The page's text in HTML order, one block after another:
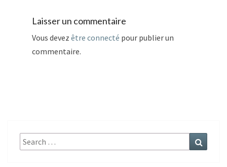
Laisser un commentaire
Vous devez être connecté pour publier un
commentaire.
Search
for: